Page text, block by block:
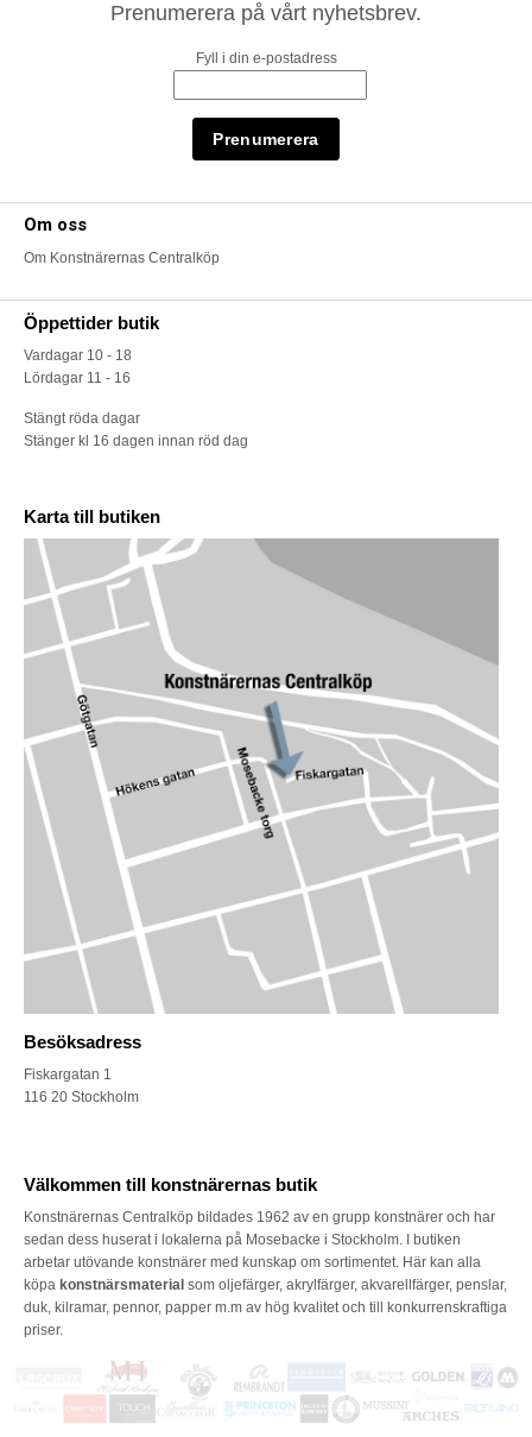
Prenumerera på vårt nyhetsbrev.
Fyll i din e-postadress
Om oss
Om Konstnärernas Centralköp
Öppettider butik
Vardagar 10 - 18
Lördagar 11 - 16
Stängt röda dagar
Stänger kl 16 dagen innan röd dag
Karta till butiken
Besöksadress
Fiskargatan 1
116 20 Stockholm
Välkommen till konstnärernas butik
Konstnärernas Centralköp bildades 1962 av en grupp konstnärer och har
sedan dess huserat i lokalerna på Mosebacke i Stockholm. I butiken
arbetar utövande konstnärer med kunskap om sortimentet. Här kan alla
köpa konstnärsmaterial som oljefärger, akrylfärger, akvarellfärger, penslar,
duk, kilramar, pennor, papper m.m av hög kvalitet och till konkurrenskraftiga
priser.